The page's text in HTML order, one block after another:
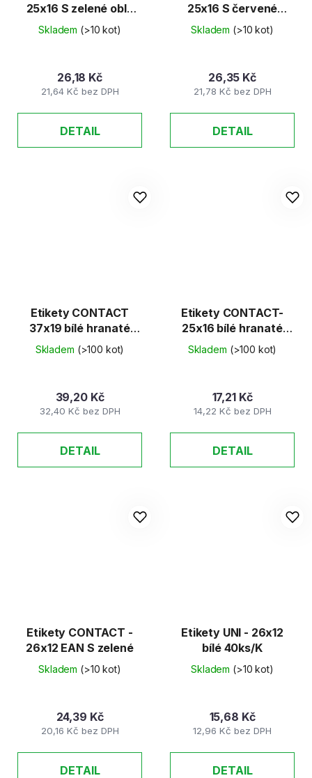
25x16 S zelené oblé
40ks/K
Skladem (>10 kot)
21,64 Kč bez DPH
26,18 Kč
DETAIL
25x16 S červené
hranaté 40ks/K
Skladem (>10 kot)
21,78 Kč bez DPH
26,35 Kč
DETAIL
Etikety CONTACT
37x19 bílé hranaté
25ks/K
Skladem (>100 kot)
32,40 Kč bez DPH
39,20 Kč
DETAIL
Etikety CONTACT-
25x16 bílé hranaté
40ks/K
Skladem (>100 kot)
14,22 Kč bez DPH
17,21 Kč
DETAIL
Etikety CONTACT -
26x12 EAN S zelené
Skladem (>10 kot)
20,16 Kč bez DPH
24,39 Kč
DETAIL
Etikety UNI - 26x12
bílé 40ks/K
Skladem (>10 kot)
12,96 Kč bez DPH
15,68 Kč
DETAIL